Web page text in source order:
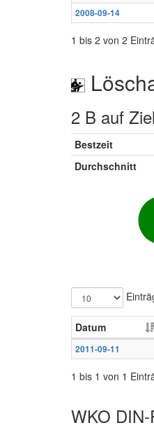
2008-09-14
1 bis 2 von 2
2 B auf
Bestzeit
Durchschnitt
Datum
2011-09-11
1 bis 1 von 1
WKO